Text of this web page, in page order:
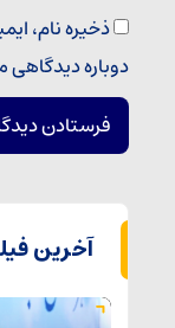
ذخیره نام،
دوباره
آخرین